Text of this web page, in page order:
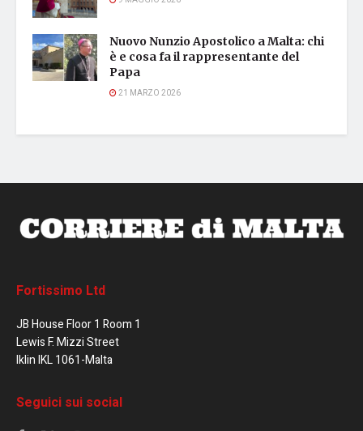
Nuovo Nunzio Apostolico a Malta: chi
è e cosa fa il rappresentante del
Papa
21 MARZO 2026
Fortissimo Ltd
JB House Floor 1 Room 1
Lewis F. Mizzi Street
Iklin IKL 1061-Malta
Seguici sui social